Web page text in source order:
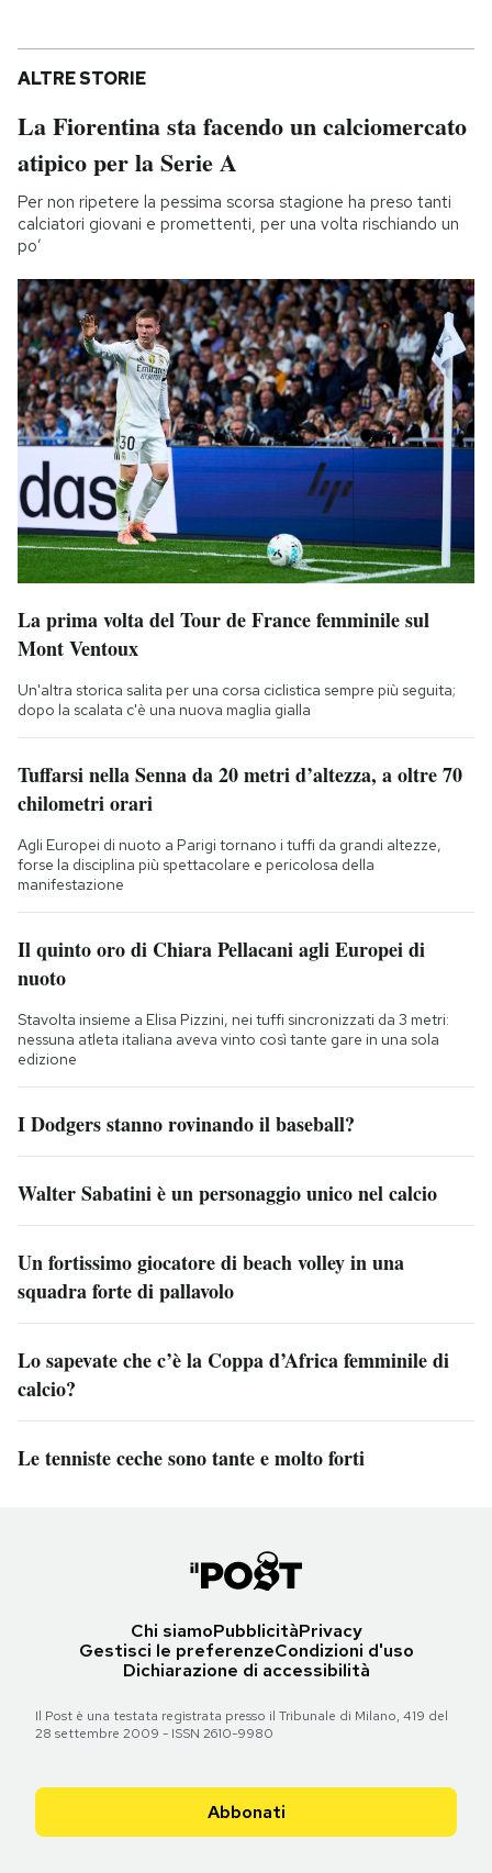
ALTRE STORIE
La Fiorentina sta facendo un calciomercato
atipico per la Serie A
Per non ripetere la pessima scorsa stagione ha preso tanti
calciatori giovani e promettenti, per una volta rischiando un
po’
La prima volta del Tour de France femminile sul
Mont Ventoux
Un'altra storica salita per una corsa ciclistica sempre più seguita;
dopo la scalata c'è una nuova maglia gialla
Tuffarsi nella Senna da 20 metri d’altezza, a oltre 70
chilometri orari
Agli Europei di nuoto a Parigi tornano i tuffi da grandi altezze,
forse la disciplina più spettacolare e pericolosa della
manifestazione
Il quinto oro di Chiara Pellacani agli Europei di
nuoto
Stavolta insieme a Elisa Pizzini, nei tuffi sincronizzati da 3 metri:
nessuna atleta italiana aveva vinto così tante gare in una sola
edizione
I Dodgers stanno rovinando il baseball?
Walter Sabatini è un personaggio unico nel calcio
Un fortissimo giocatore di beach volley in una
squadra forte di pallavolo
Lo sapevate che c’è la Coppa d’Africa femminile di
calcio?
Le tenniste ceche sono tante e molto forti
Chi siamoPubblicitàPrivacy
Gestisci le preferenzeCondizioni d'uso
Dichiarazione di accessibilità
Il Post è una testata registrata presso il Tribunale di Milano, 419 del
28 settembre 2009 - ISSN 2610-9980
Abbonati